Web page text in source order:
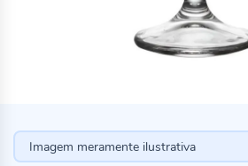
Imagem meramente ilustrativa